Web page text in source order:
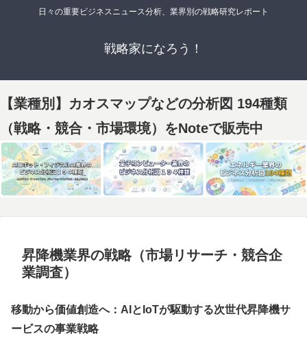
日々の重要ビジネスニュース分析、業界別の戦略研究レポート
戦略家になろう！
【業種別】カオスマップなどの分析図 194種類
（戦略・競合・市場環境）をNoteで販売中
昇降機業界の戦略（市場リサーチ・競合企
業調査）
移動から価値創造へ：AIとIoTが駆動する次世代昇降機サ
ービスの事業戦略